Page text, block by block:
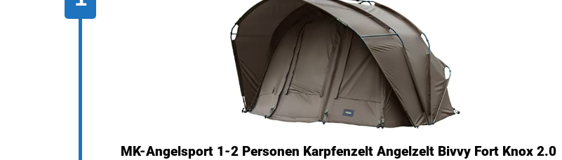
MK-Angelsport 1-2 Personen Karpfenzelt Angelzelt Bivvy Fort Knox 2.0